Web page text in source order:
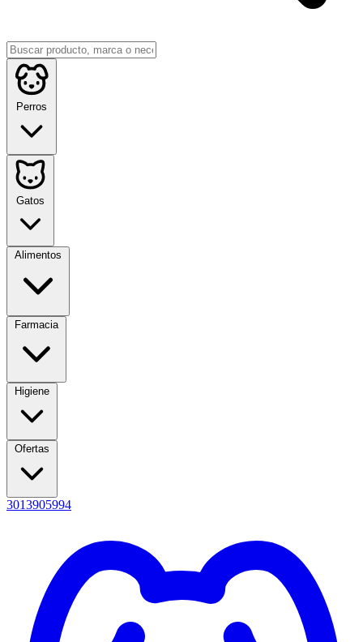
Perros
Gatos
Alimentos
Farmacia
Higiene
Ofertas
3013905994